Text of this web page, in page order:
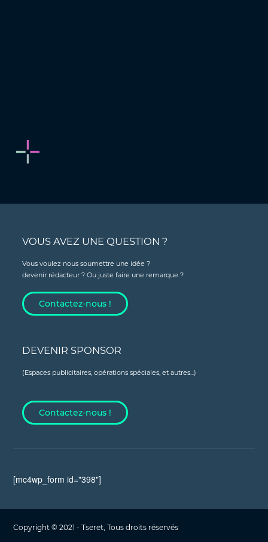
VOUS AVEZ UNE QUESTION ?
Vous voulez nous soumettre une idée ?
devenir rédacteur ? Ou juste faire une remarque ?
Contactez-nous !
DEVENIR SPONSOR
(Espaces publicitaires, opérations spéciales, et autres...)
Contactez-nous !
[mc4wp_form id="398"]
Copyright © 2021 - Tseret, Tous droits réservés